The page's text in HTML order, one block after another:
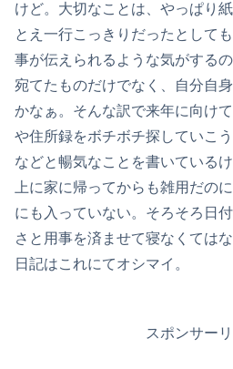
けど。大切なことは、やっぱり
とえ一行こっきりだったとして
事が伝えられるような気がする
宛てたものだけでなく、自分自
かなぁ。そんな訳で来年に向け
や住所録をボチボチ探していこう
などと暢気なことを書いている
上に家に帰ってからも雑用だの
にも入っていない。そろそろ日
さと用事を済ませて寝なくては
日記はこれにてオシマイ。
スポンサー